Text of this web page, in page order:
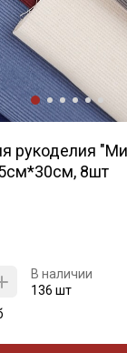
рукоделия
8шт
В наличии
136 шт